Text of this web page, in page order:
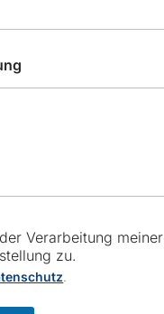
Verarbeitung
zu.